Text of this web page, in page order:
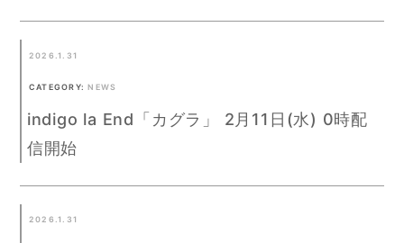
2026.1.31
CATEGORY: NEWS
indigo la End「カグラ」 2月11日(水) 0時配
信開始
2026.1.31